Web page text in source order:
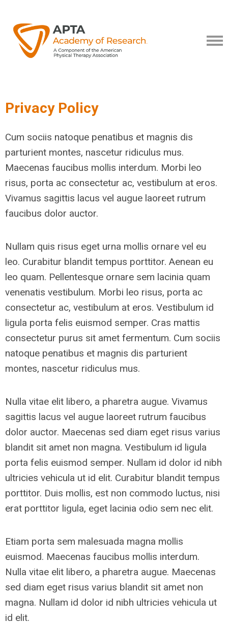
Privacy Policy
Cum sociis natoque penatibus et magnis dis
parturient montes, nascetur ridiculus mus.
Maecenas faucibus mollis interdum. Morbi leo
risus, porta ac consectetur ac, vestibulum at eros.
Vivamus sagittis lacus vel augue laoreet rutrum
faucibus dolor auctor.
Nullam quis risus eget urna mollis ornare vel eu
leo. Curabitur blandit tempus porttitor. Aenean eu
leo quam. Pellentesque ornare sem lacinia quam
venenatis vestibulum. Morbi leo risus, porta ac
consectetur ac, vestibulum at eros. Vestibulum id
ligula porta felis euismod semper. Cras mattis
consectetur purus sit amet fermentum. Cum sociis
natoque penatibus et magnis dis parturient
montes, nascetur ridiculus mus.
Nulla vitae elit libero, a pharetra augue. Vivamus
sagittis lacus vel augue laoreet rutrum faucibus
dolor auctor. Maecenas sed diam eget risus varius
blandit sit amet non magna. Vestibulum id ligula
porta felis euismod semper. Nullam id dolor id nibh
ultricies vehicula ut id elit. Curabitur blandit tempus
porttitor. Duis mollis, est non commodo luctus, nisi
erat porttitor ligula, eget lacinia odio sem nec elit.
Etiam porta sem malesuada magna mollis
euismod. Maecenas faucibus mollis interdum.
Nulla vitae elit libero, a pharetra augue. Maecenas
sed diam eget risus varius blandit sit amet non
magna. Nullam id dolor id nibh ultricies vehicula ut
id elit.